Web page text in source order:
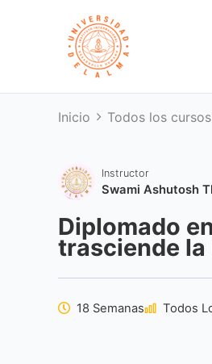
Inicio Todos los cursos
Instructor
Swami Ashutosh
Diplomado
trasciende la
18 Semanas Todos